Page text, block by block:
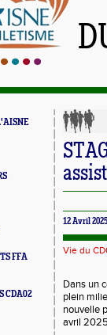
FFA
CDA02
12 Avril
Vie du
Dans un
plein
nouvelle
avril 2025